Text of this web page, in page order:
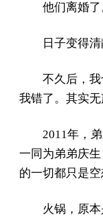
他们离婚了
日子变得
不久后，
我错了。其实无
2011年，
一同为弟弟庆
的一切都只是
火锅，原